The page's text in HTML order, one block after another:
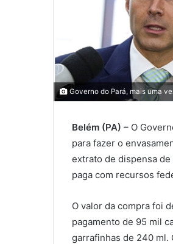
Governo do Pará, mais uma
Belém (PA) – O
para fazer o
extrato de dispensa de
paga com recursos
O valor da compra foi
pagamento de 95 mil
garrafinhas de 240 ml.